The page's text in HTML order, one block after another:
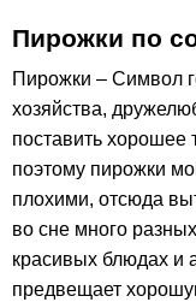
Пирожки по
Пирожки – Символ
хозяйства,
поставить хорошее
поэтому пирожки
плохими, отсюда
во сне много
красивых блюдах и
предвещает